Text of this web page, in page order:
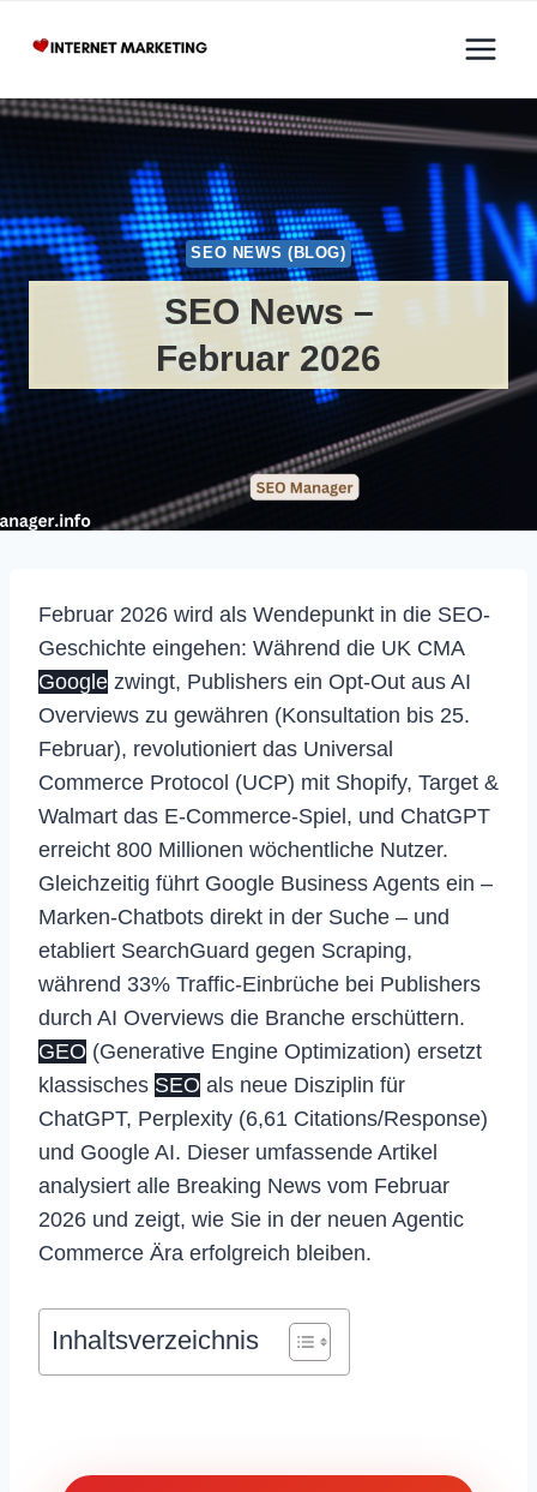
Inhalt
SEO NEWS (BLOG)
SEO News –
Februar 2026
Februar 2026 wird als Wendepunkt in die SEO-
Geschichte eingehen: Während die UK CMA
Google zwingt, Publishers ein Opt-Out aus AI
Overviews zu gewähren (Konsultation bis 25.
Februar), revolutioniert das Universal
Commerce Protocol (UCP) mit Shopify, Target &
Walmart das E-Commerce-Spiel, und ChatGPT
erreicht 800 Millionen wöchentliche Nutzer.
Gleichzeitig führt Google Business Agents ein –
Marken-Chatbots direkt in der Suche – und
etabliert SearchGuard gegen Scraping,
während 33% Traffic-Einbrüche bei Publishers
durch AI Overviews die Branche erschüttern.
GEO (Generative Engine Optimization) ersetzt
klassisches SEO als neue Disziplin für
ChatGPT, Perplexity (6,61 Citations/Response)
und Google AI. Dieser umfassende Artikel
analysiert alle Breaking News vom Februar
2026 und zeigt, wie Sie in der neuen Agentic
Commerce Ära erfolgreich bleiben.
Inhaltsverzeichnis